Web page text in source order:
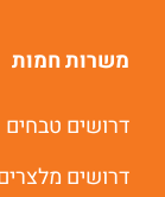
משרות חמות
דרושים טבחים
דרושים